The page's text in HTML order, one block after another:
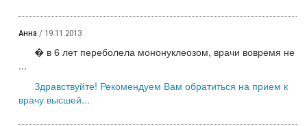
Анна / 19.11.2013
� в 6 лет переболела мононуклеозом, врачи вовремя не
...
Здравствуйте! Рекомендуем Вам обратиться на прием к
врачу высшей...